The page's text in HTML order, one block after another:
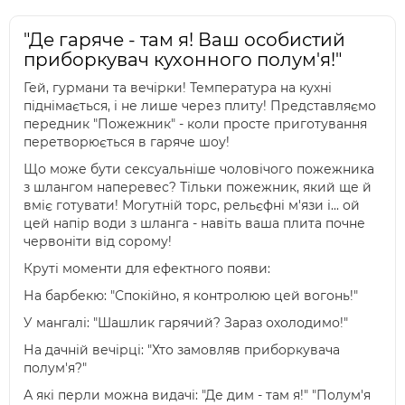
"Де гаряче - там я! Ваш особистий
приборкувач кухонного полум'я!"
Гей, гурмани та вечірки! Температура на кухні
піднімається, і не лише через плиту! Представляємо
передник "Пожежник" - коли просте приготування
перетворюється в гаряче шоу!
Що може бути сексуальніше чоловічого пожежника
з шлангом наперевес? Тільки пожежник, який ще й
вміє готувати! Могутній торс, рельєфні м'язи і... ой
цей напір води з шланга - навіть ваша плита почне
червоніти від сорому!
Круті моменти для ефектного появи:
На барбекю: "Спокійно, я контролюю цей вогонь!"
У мангалі: "Шашлик гарячий? Зараз охолодимо!"
На дачній вечірці: "Хто замовляв приборкувача
полум'я?"
А які перли можна видачі: "Де дим - там я!" "Полум'я